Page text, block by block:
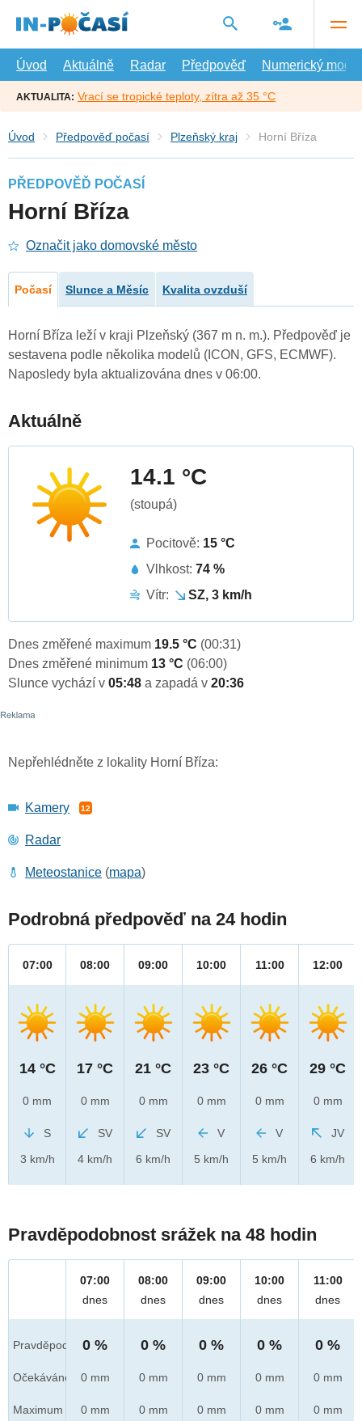
hlavní
Úvod
Aktuálně Radar Předpověď Numerický model
AKTUALITA: Vrací se tropické teploty, zítra až 35 °C
Úvod Předpověď počasí Plzeňský kraj Horní Bříza
PŘEDPOVĚĎ POČASÍ
Horní Bříza
Označit jako domovské město
Počasí Slunce a Měsíc Kvalita ovzduší
Horní Bříza leží v kraji Plzeňský (367 m n. m.). Předpověď je
sestavena podle několika modelů (ICON, GFS, ECMWF).
Naposledy byla aktualizována dnes v 06:00.
Aktuálně
14.1 °C
(stoupá)
Pocitově: 15 °C
Vlhkost: 74 %
Vítr:
SZ, 3 km/h
Dnes změřené maximum 19.5 °C (00:31)
Dnes změřené minimum 13 °C (06:00)
Slunce vychází v 05:48 a zapadá v 20:36
Nepřehlédněte z lokality Horní Bříza:
Kamery 12
Radar
Meteostanice (mapa)
Podrobná předpověď na 24 hodin
07:00
14 °C
0 mm
S
3 km/h
08:00
17 °C
0 mm
SV
4 km/h
09:00
21 °C
0 mm
SV
6 km/h
10:00
23 °C
0 mm
V
5 km/h
11:00
26 °C
0 mm
V
5 km/h
12:00
29 °C
0 mm
JV
6 km/h
Pravděpodobnost srážek na 48 hodin
Pravděpod.
Očekáváno
Maximum
07:00
dnes
0 %
0 mm
0 mm
08:00
dnes
0 %
0 mm
0 mm
09:00
dnes
0 %
0 mm
0 mm
10:00
dnes
0 %
0 mm
0 mm
11:00
dnes
0 %
0 mm
0 mm